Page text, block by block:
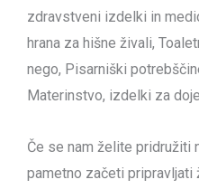
zdravstveni izdelki in
hrana za hišne živali,
nego, Pisarniški
Materinstvo, izdelki za
Če se nam želite pridružiti
pametno začeti pripravljati